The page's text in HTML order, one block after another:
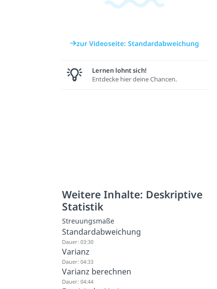
zur Videoseite: Standardabweichung
Lernen lohnt sich!
Entdecke hier deine Chancen.
Weitere Inhalte: Deskriptive
Statistik
Streuungsmaße
Standardabweichung
Dauer: 03:30
Varianz
Dauer: 04:33
Varianz berechnen
Dauer: 04:44